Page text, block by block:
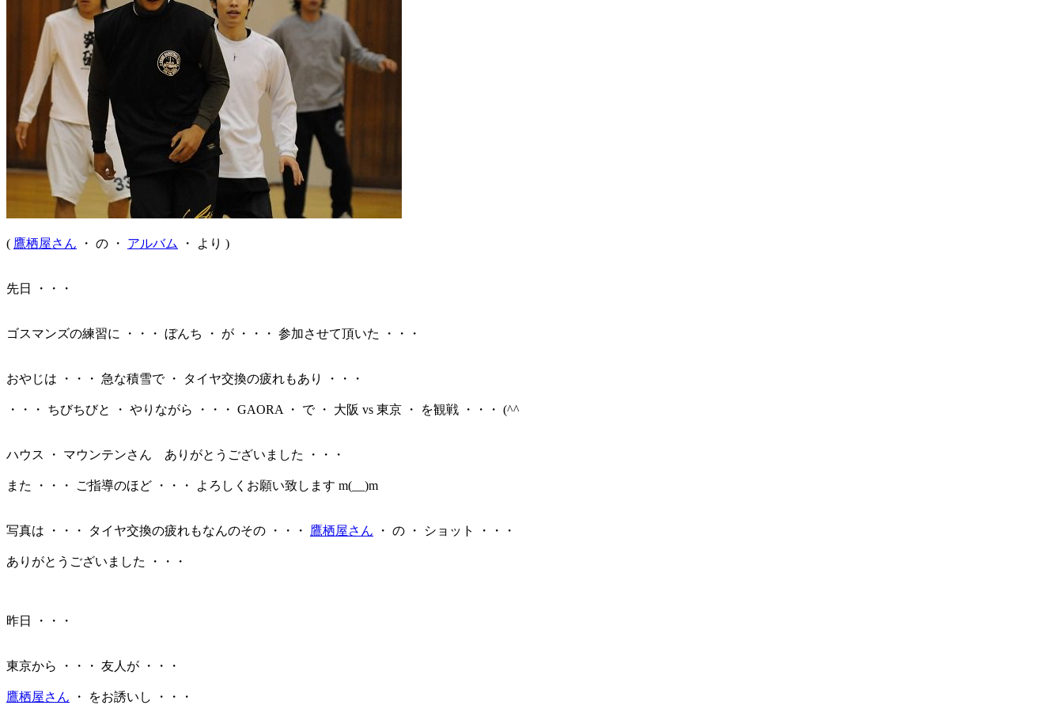
( 鷹栖屋さん ・ の ・ アルバム ・ より )
先日 ・・・
ゴスマンズの練習に ・・・ ぼんち ・ が ・・・ 参加させて頂いた ・・・
おやじは ・・・ 急な積雪で ・ タイヤ交換の疲れもあり ・・・
・・・ ちびちびと ・ やりながら ・・・ GAORA ・ で ・ 大阪 vs 東京 ・ を観戦 ・・・ (^^ゞ
ハウス ・ マウンテンさん ありがとうございました ・・・
また ・・・ ご指導のほど ・・・ よろしくお願い致します m(__)m
写真は ・・・ タイヤ交換の疲れもなんのその ・・・ 鷹栖屋さん ・ の ・ ショット ・・・
ありがとうございました ・・・
昨日 ・・・
東京から ・・・ 友人が ・・・
鷹栖屋さん ・ をお誘いし ・・・